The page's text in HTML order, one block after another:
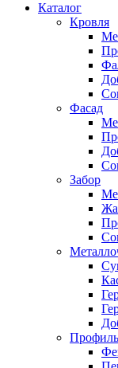
Каталог
Кровля
Фасад
Забор
Профиль